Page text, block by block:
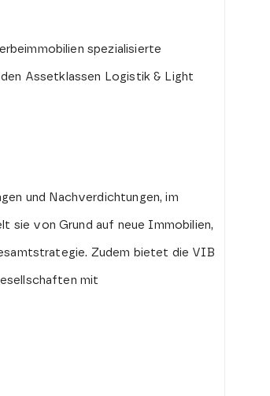
spezialisierte
Assetklassen Logistik & Light
und Nachverdichtungen, im
sie von Grund auf neue Immobilien,
Zudem bietet die VIB
mit